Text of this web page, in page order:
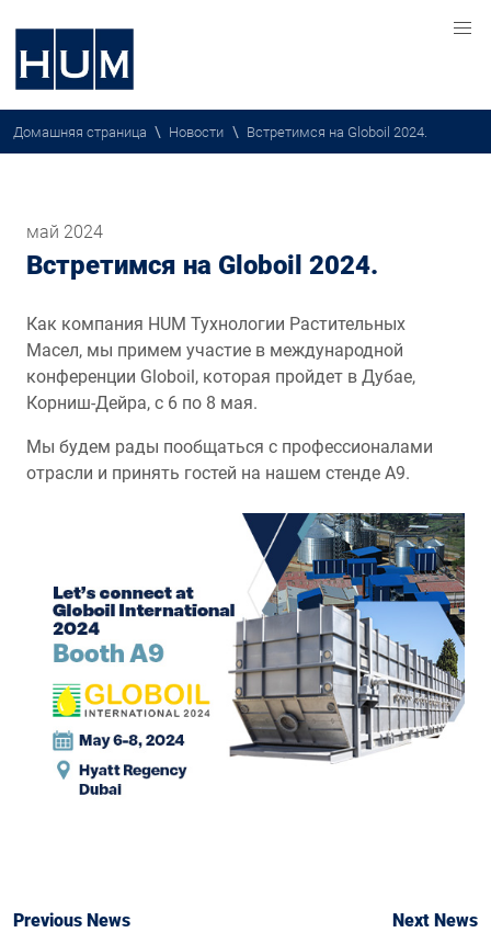
Домашняя страница \ Новости \ Встретимся на Globoil 2024.
май 2024
Встретимся на Globoil 2024.
Как компания HUM Тухнологии Растительных
Масел, мы примем участие в международной
конференции Globoil, которая пройдет в Дубае,
Корниш-Дейра, с 6 по 8 мая.
Мы будем рады пообщаться с профессионалами
отрасли и принять гостей на нашем стенде А9.
Previous News
Next News